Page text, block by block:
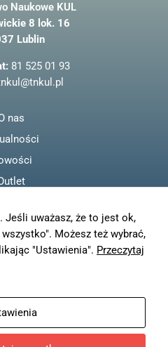
e
b
o
o
k
Naukowe KUL
8 lok. 16
Lublin
81 525 01 93
nas
prywatności
konto
Jeśli uważasz, że to jest ok,
Możesz też wybrać,
"Ustawienia". Przeczytaj